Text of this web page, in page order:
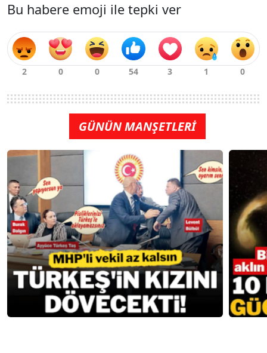
Bu habere emoji ile tepki ver
GÜNÜN MANŞETLERİ